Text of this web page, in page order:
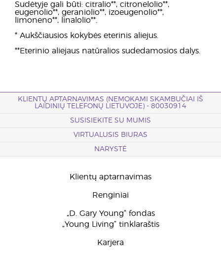
Sudėtyje gali būti: citralio**, citronelolio**,
eugenolio**, geraniolio**, izoeugenolio**,
limoneno**, linalolio**.
* Aukščiausios kokybės eterinis aliejus.
**Eterinio aliejaus natūralios sudedamosios dalys.
KLIENTŲ APTARNAVIMAS (NEMOKAMI SKAMBUČIAI IŠ
LAIDINIŲ TELEFONŲ LIETUVOJE) - 80030914
SUSISIEKITE SU MUMIS
VIRTUALUSIS BIURAS
NARYSTĖ
Klientų aptarnavimas
Renginiai
„D. Gary Young“ fondas
„Young Living“ tinklaraštis
Karjera